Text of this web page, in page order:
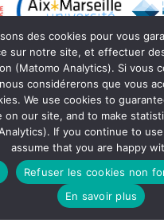
Actris France 2021 -
de Données OMP)
des cookies pour vous
sur notre site, et effectuer
(Matomo Analytics). Si vous
considérerons que vous
We use cookies to
on our site, and to make
If you continue to
assume that you are happy
Refuser les cookies non
En savoir plus